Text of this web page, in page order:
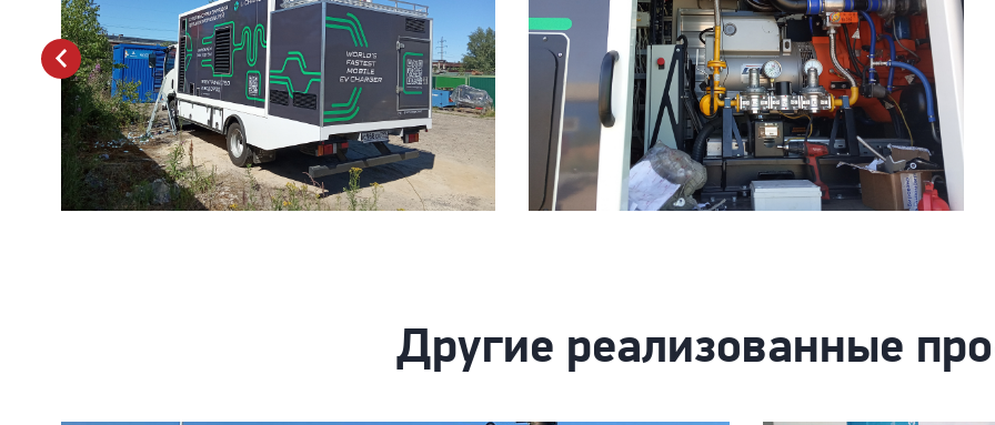
prev
Другие реализованные